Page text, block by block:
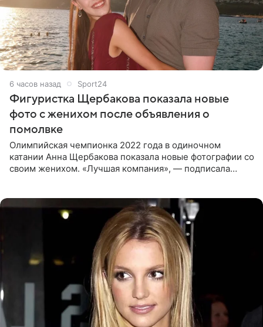
6 часов назад Sport24
Фигуристка Щербакова показала новые
фото с женихом после объявления о
помолвке
Олимпийская чемпионка 2022 года в одиночном
катании Анна Щербакова показала новые фотографии со
своим женихом. «Лучшая компания», — подписала